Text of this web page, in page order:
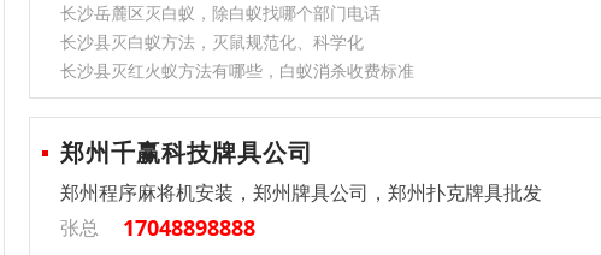
长沙岳麓区灭白蚁，除白蚁找哪个部门电话
长沙县灭白蚁方法，灭鼠规范化、科学化
长沙县灭红火蚁方法有哪些，白蚁消杀收费标准
郑州千赢科技牌具公司
郑州程序麻将机安装，郑州牌具公司，郑州扑克牌具批发
张总
17048898888